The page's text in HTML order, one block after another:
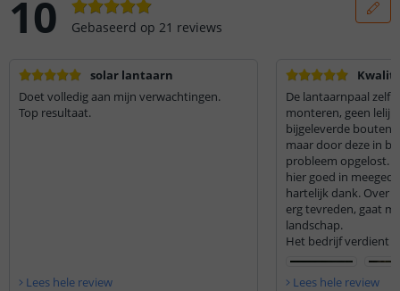
10 Gebaseerd op 21 reviews
solar lantaarn
Doet volledig aan mijn verwachtingen.
Top resultaat.
Lees hele review
De lantaarnpaal zelf
monteren, geen
bijgeleverde bouten
maar door deze in
probleem opgelost.
hier goed in
hartelijk dank. Over
erg tevreden, gaat
landschap.
Het bedrijf verdient
aan hun woord. Top
Lees hele review